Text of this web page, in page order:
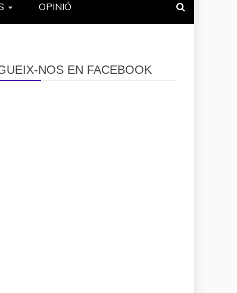
OPINIÓ
NOS EN FACEBOOK